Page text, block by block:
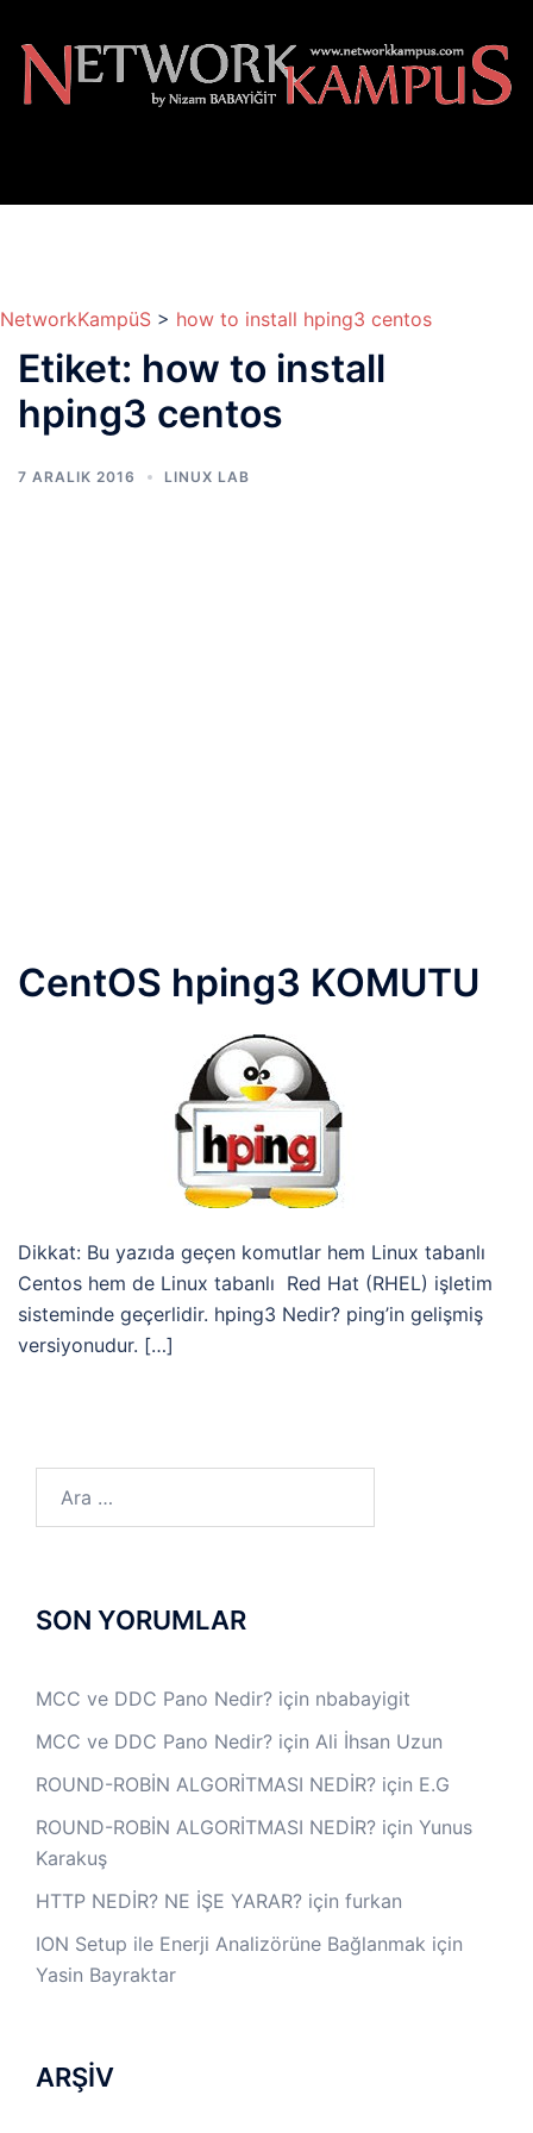
atla
NetworkKampüS > how to install hping3 centos
Etiket: how to install
hping3 centos
7 ARALIK 2016 LINUX LAB
CentOS hping3 KOMUTU
Dikkat: Bu yazıda geçen komutlar hem Linux tabanlı
Centos hem de Linux tabanlı Red Hat (RHEL) işletim
sisteminde geçerlidir. hping3 Nedir? ping’in gelişmiş
versiyonudur. […]
SON YORUMLAR
MCC ve DDC Pano Nedir? için nbabayigit
MCC ve DDC Pano Nedir? için Ali İhsan Uzun
ROUND-ROBİN ALGORİTMASI NEDİR? için E.G
ROUND-ROBİN ALGORİTMASI NEDİR? için Yunus
Karakuş
HTTP NEDİR? NE İŞE YARAR? için furkan
ION Setup ile Enerji Analizörüne Bağlanmak için
Yasin Bayraktar
ARŞİV